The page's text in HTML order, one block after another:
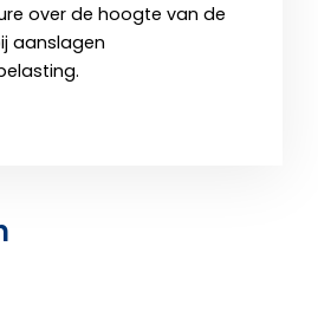
over de hoogte van de
aanslagen